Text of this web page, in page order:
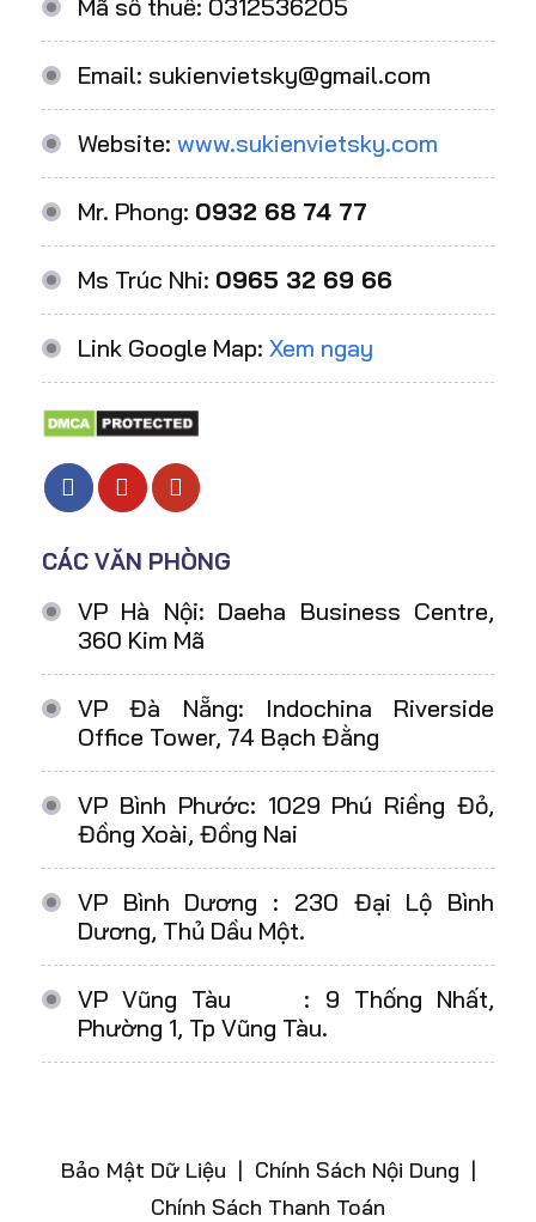
Mã số thuế: 0312536205
Email: sukienvietsky@gmail.com
Website: www.sukienvietsky.com
Mr. Phong: 0932 68 74 77
Ms Trúc Nhi: 0965 32 69 66
Link Google Map: Xem ngay
CÁC VĂN PHÒNG
VP Hà Nội: Daeha Business Centre,
360 Kim Mã
VP Đà Nẵng: Indochina Riverside
Office Tower, 74 Bạch Đằng
VP Bình Phước: 1029 Phú Riềng Đỏ,
Đồng Xoài, Đồng Nai
VP Bình Dương : 230 Đại Lộ Bình
Dương, Thủ Dầu Một.
VP Vũng Tàu : 9 Thống Nhất,
Phường 1, Tp Vũng Tàu.
Bảo Mật Dữ Liệu | Chính Sách Nội Dung |
Chính Sách Thanh Toán